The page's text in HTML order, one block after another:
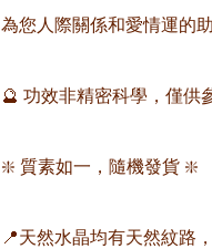
為您人際關係和愛情運的助
🔮 功效非精密科學，僅供
❇️ 質素如一，隨機發貨 ❇️
📍天然水晶均有天然紋路